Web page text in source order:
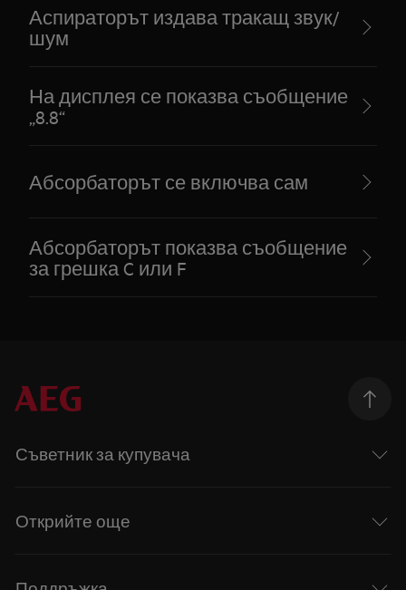
Аспираторът издава тракащ звук/
шум
На дисплея се показва съобщение
„8.8“
Абсорбаторът се включва сам
Абсорбаторът показва съобщение
за грешка C или F
Съветник за купувача
Открийте още